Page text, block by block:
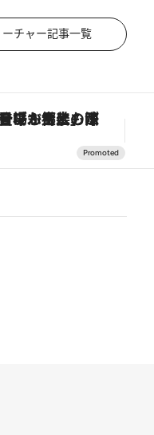
ーチャー記事一覧
和ハーブかき氷」がOMO7高知に登場！生姜、山椒、大葉など目にも舌にも涼を呼ぶ郷土の味